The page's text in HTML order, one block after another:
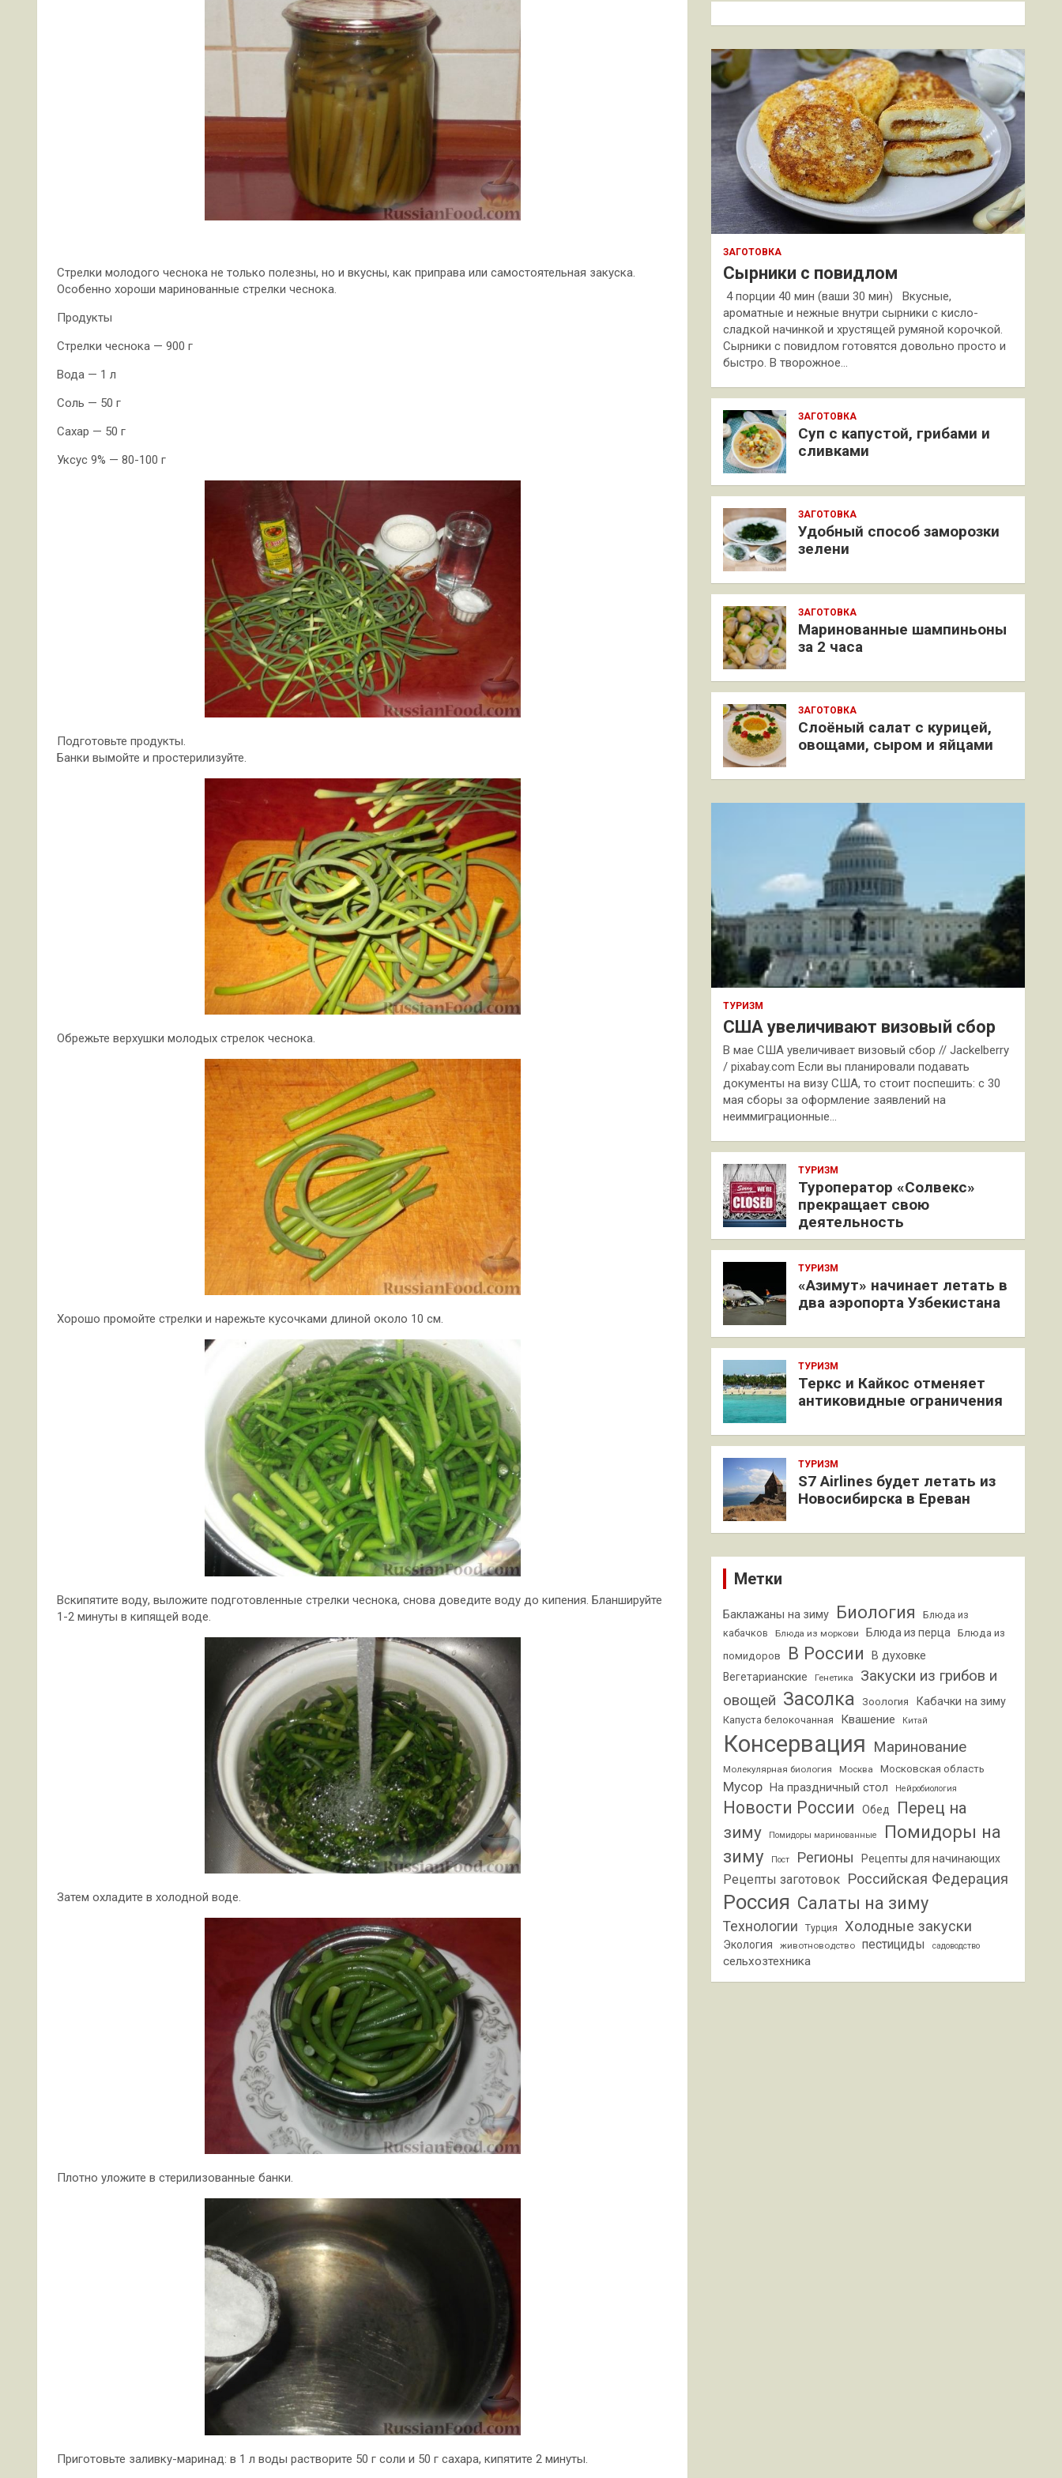
Стрелки молодого чеснока не только полезны, но и вкусны, как приправа или самостоятельная закуска.
Особенно хороши маринованные стрелки чеснока.
Продукты
Стрелки чеснока — 900 г
Вода — 1 л
Соль — 50 г
Сахар — 50 г
Уксус 9% — 80-100 г
Подготовьте продукты.
Банки вымойте и простерилизуйте.
Обрежьте верхушки молодых стрелок чеснока.
Хорошо промойте стрелки и нарежьте кусочками длиной около 10 см.
Вскипятите воду, выложите подготовленные стрелки чеснока, снова доведите воду до кипения. Бланшируйте
1-2 минуты в кипящей воде.
Затем охладите в холодной воде.
Плотно уложите в стерилизованные банки.
Приготовьте заливку-маринад: в 1 л воды растворите 50 г соли и 50 г сахара, кипятите 2 минуты.
к
ЗАГОТОВКА
Сырники с повидлом
4 порции 40 мин (ваши 30 мин) Вкусные,
ароматные и нежные внутри сырники с кисло-
сладкой начинкой и хрустящей румяной корочкой.
Сырники с повидлом готовятся довольно просто и
быстро. В творожное…
ЗАГОТОВКА
Суп с капустой, грибами и
сливками
ЗАГОТОВКА
Удобный способ заморозки
зелени
ЗАГОТОВКА
Маринованные шампиньоны
за 2 часа
ЗАГОТОВКА
Слоёный салат с курицей,
овощами, сыром и яйцами
ТУРИЗМ
США увеличивают визовый сбор
В мае США увеличивает визовый сбор // Jackelberry
/ pixabay.com Если вы планировали подавать
документы на визу США, то стоит поспешить: с 30
мая сборы за оформление заявлений на
неиммиграционные…
ТУРИЗМ
Туроператор «Солвекс»
прекращает свою
деятельность
ТУРИЗМ
«Азимут» начинает летать в
два аэропорта Узбекистана
ТУРИЗМ
Теркс и Кайкос отменяет
антиковидные ограничения
ТУРИЗМ
S7 Airlines будет летать из
Новосибирска в Ереван
Метки
Баклажаны на зиму Биология
Блюда из
кабачков
Блюда из моркови Блюда из перца
Блюда из
помидоров
В России В духовке
Вегетарианские Генетика
Закуски из грибов и
овощей Засолка Зоология Кабачки на зиму
Капуста белокочанная Квашение Китай
Консервация Маринование
Молекулярная биология Москва Московская область
Мусор На праздничный стол Нейробиология
Новости России Обед
Перец на
зиму
Помидоры маринованные
Помидоры на
зиму
Пост Регионы Рецепты для начинающих
Рецепты заготовок Российская Федерация
Россия Салаты на зиму
Технологии Турция Холодные закуски
Экология животноводство пестициды садоводство
сельхозтехника